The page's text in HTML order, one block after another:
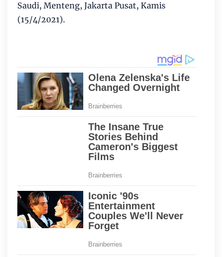
Saudi, Menteng, Jakarta Pusat, Kamis
(15/4/2021).